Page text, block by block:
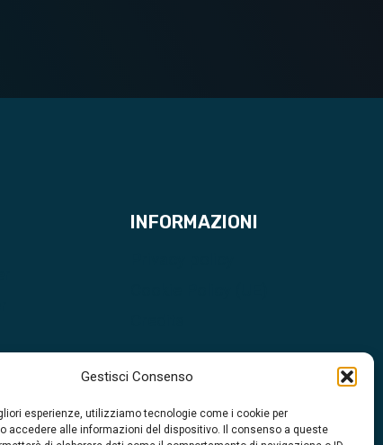
Gestisci Consenso
esperienze, utilizziamo tecnologie come i cookie per
accedere alle informazioni del dispositivo. Il consenso a queste
INFORMAZIONI